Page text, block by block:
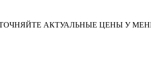
АКТУАЛЬНЫЕ ЦЕНЫ У